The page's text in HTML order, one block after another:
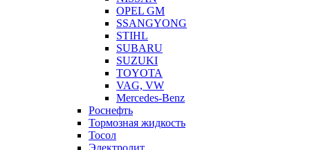
OPEL GM
SSANGYONG
STIHL
SUBARU
SUZUKI
TOYOTA
VAG, VW
Мercedes-Benz
Роснефть
Тормозная жидкость
Тосол
Электролит